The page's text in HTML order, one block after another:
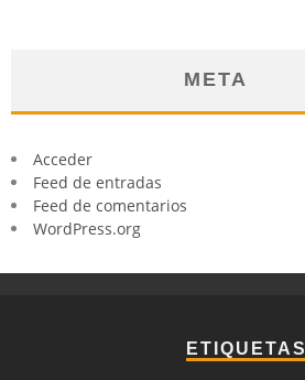
META
Acceder
Feed de entradas
Feed de comentarios
WordPress.org
ETIQUETAS